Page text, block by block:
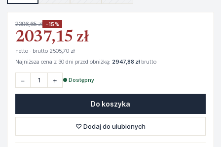
2396,65 zł −15%
2037,15 zł
netto · brutto 2505,70 zł
Najniższa cena z 30 dni przed obniżką: 2947,88 złbrutto
− + ● Dostępny
Do koszyka
♡ Dodaj do ulubionych